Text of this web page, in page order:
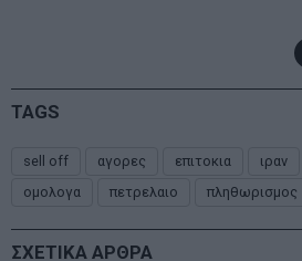
TAGS
sell off αγορες επιτοκια ιραν
ομολογα
πετρελαιο πληθωρισμος
ΣΧΕΤΙΚΑ ΑΡΘΡΑ